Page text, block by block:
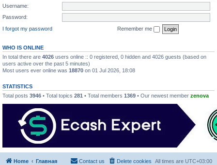
Username:
Password:
I forgot my password
Remember me
WHO IS ONLINE
In total there are 4026 users online :: 0 registered, 0 hidden and 4026 guests (based on
users active over the past 5 minutes)
Most users ever online was 18870 on 01 Jul 2026, 18:08
STATISTICS
Total posts 3946 • Total topics 281 • Total members 1369 • Our newest member zenova
Home Главная All times are UTC+03:00
Delete cookies
Contact us